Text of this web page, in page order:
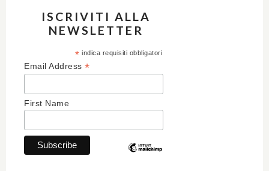
ISCRIVITI ALLA
NEWSLETTER
* indica requisiti obbligatori
Email Address *
First Name